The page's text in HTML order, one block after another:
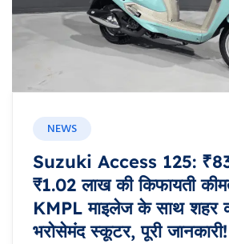
NEWS
Suzuki Access 125:
₹1.02 लाख की किफायती
KMPL माइलेज के साथ शहर
भरोसेमंद स्कूटर, पूरी जानकारी!